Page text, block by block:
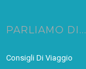
PARLIAMO DI…
Consigli Di Viaggio